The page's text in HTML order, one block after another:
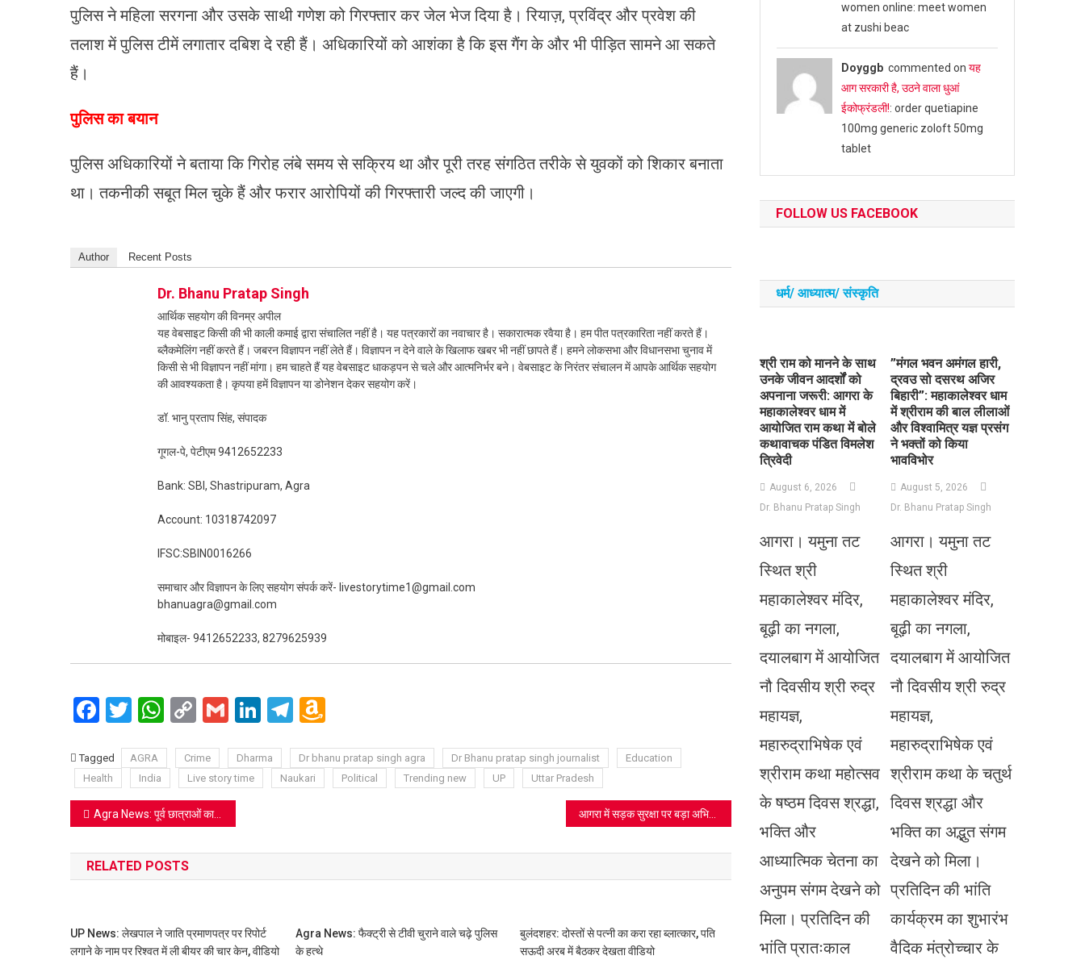
पुलिस ने महिला सरगना और उसके साथी गणेश को गिरफ्तार कर जेल भेज दिया है। रियाज़, प्रविंद्र और प्रवेश की
तलाश में पुलिस टीमें लगातार दबिश दे रही हैं। अधिकारियों को आशंका है कि इस गैंग के और भी पीड़ित सामने आ सकते
हैं।
पुलिस का बयान
पुलिस अधिकारियों ने बताया कि गिरोह लंबे समय से सक्रिय था और पूरी तरह संगठित तरीके से युवकों को शिकार बनाता
था। तकनीकी सबूत मिल चुके हैं और फरार आरोपियों की गिरफ्तारी जल्द की जाएगी।
Author Recent Posts
Dr. Bhanu Pratap Singh
आर्थिक सहयोग की विनम्र अपील
यह वेबसाइट किसी की भी काली कमाई द्वारा संचालित नहीं है। यह पत्रकारों का नवाचार है। सकारात्मक रवैया है। हम पीत पत्रकारिता नहीं करते हैं।
ब्लैकमेलिंग नहीं करते हैं। जबरन विज्ञापन नहीं लेते हैं। विज्ञापन न देने वाले के खिलाफ खबर भी नहीं छापते हैं। हमने लोकसभा और विधानसभा चुनाव में
किसी से भी विज्ञापन नहीं मांगा। हम चाहते हैं यह वेबसाइट धाकड़पन से चले और आत्मनिर्भर बने। वेबसाइट के निरंतर संचालन में आपके आर्थिक सहयोग
की आवश्यकता है। कृपया हमें विज्ञापन या डोनेशन देकर सहयोग करें।
डॉ. भानु प्रताप सिंह, संपादक
गूगल-पे, पेटीएम 9412652233
Bank: SBI, Shastripuram, Agra
Account: 10318742097
IFSC:SBIN0016266
समाचार और विज्ञापन के लिए सहयोग संपर्क करें- livestorytime1@gmail.com
bhanuagra@gmail.com
मोबाइल- 9412652233, 8279625939
Facebook
Twitter
WhatsApp
CopyGmailLinkedIn
Telegram
List
Tagged AGRA Crime Dharma Dr bhanu pratap singh agra Dr Bhanu pratap singh journalist
Education
Health
India Live story time Naukari Political Trending new UP Uttar Pradesh
Post
navigation
Agra News: पूर्व छात्राओं का भावनात्मक मिलन, श्री राम स्वरूप सिंघल गर्ल्स इंटर कॉलेज में यादों से महका परिसर आगरा में सड़क सुरक्षा पर बड़ा अभियान: पुलिस ने ब्लैक स्पॉट्स का निरीक्षण कर ‘शून्य जनहानि मिशन’ को दी गति
RELATED POSTS
UP News: लेखपाल ने जाति प्रमाणपत्र पर रिपोर्ट
लगाने के नाम पर रिश्वत में ली बीयर की चार केन, वीडियो
Agra News: फैक्ट्री से टीवी चुराने वाले चढ़े पुलिस
के हत्थे
बुलंदशहर: दोस्तों से पत्नी का करा रहा ब्लात्कार, पति
सऊदी अरब में बैठकर देखता वीडियो
women online: meet women
at zushi beac
Doyggbcommented on यह
आग सरकारी है, उठने वाला धुआं
ईकोफ्रंडली!: order quetiapine
100mg generic zoloft 50mg
tablet
FOLLOW US FACEBOOK
धर्म/ आध्‍यात्‍म/ संस्‍कृति
​श्री राम को मानने के साथ
उनके जीवन आदर्शों को
अपनाना जरूरी: आगरा के
महाकालेश्वर धाम में
आयोजित राम कथा में बोले
कथावाचक पंडित विमलेश
त्रिवेदी
August 6, 2026
Dr. Bhanu Pratap Singh
आगरा। यमुना तट
स्थित श्री
महाकालेश्वर मंदिर,
बूढ़ी का नगला,
दयालबाग में आयोजित
नौ दिवसीय श्री रुद्र
महायज्ञ,
महारुद्राभिषेक एवं
श्रीराम कथा महोत्सव
के षष्ठम दिवस श्रद्धा,
भक्ति और
आध्यात्मिक चेतना का
अनुपम संगम देखने को
मिला। प्रतिदिन की
भांति प्रातःकाल
​”मंगल भवन अमंगल हारी,
द्रवउ सो दसरथ अजिर
बिहारी”: महाकालेश्वर धाम
में श्रीराम की बाल लीलाओं
और विश्वामित्र यज्ञ प्रसंग
ने भक्तों को किया
भावविभोर
August 5, 2026
Dr. Bhanu Pratap Singh
आगरा। यमुना तट
स्थित श्री
महाकालेश्वर मंदिर,
बूढ़ी का नगला,
दयालबाग में आयोजित
नौ दिवसीय श्री रुद्र
महायज्ञ,
महारुद्राभिषेक एवं
श्रीराम कथा के चतुर्थ
दिवस श्रद्धा और
भक्ति का अद्भुत संगम
देखने को मिला।
प्रतिदिन की भांति
कार्यक्रम का शुभारंभ
वैदिक मंत्रोच्चार के